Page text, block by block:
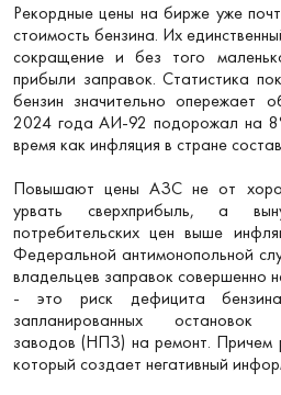
Рекордные цены на бирже уже
стоимость бензина. Их
сокращение и без того
прибыли заправок. Статистика
бензин значительно опережает
2024 года АИ-92 подорожал на
время как инфляция в стране
Повышают цены АЗС не от
урвать сверхприбыль, а
потребительских цен выше
Федеральной антимонопольной
владельцев заправок совершенно
- это риск дефицита
запланированных остановок
заводов (НПЗ) на ремонт. Причем
который создает негативный